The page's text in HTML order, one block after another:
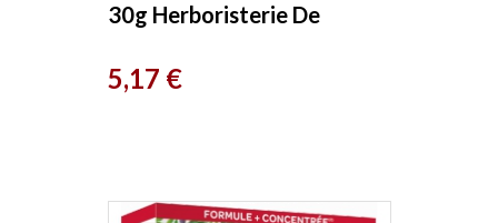
30g Herboristerie De
Prix
5,17 €